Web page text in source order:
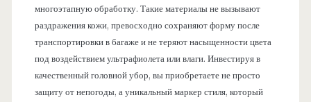
многоэтапную обработку. Такие материалы не вызывают
раздражения кожи, превосходно сохраняют форму после
транспортировки в багаже и не теряют насыщенности цвета
под воздействием ультрафиолета или влаги. Инвестируя в
качественный головной убор, вы приобретаете не просто
защиту от непогоды, а уникальный маркер стиля, который